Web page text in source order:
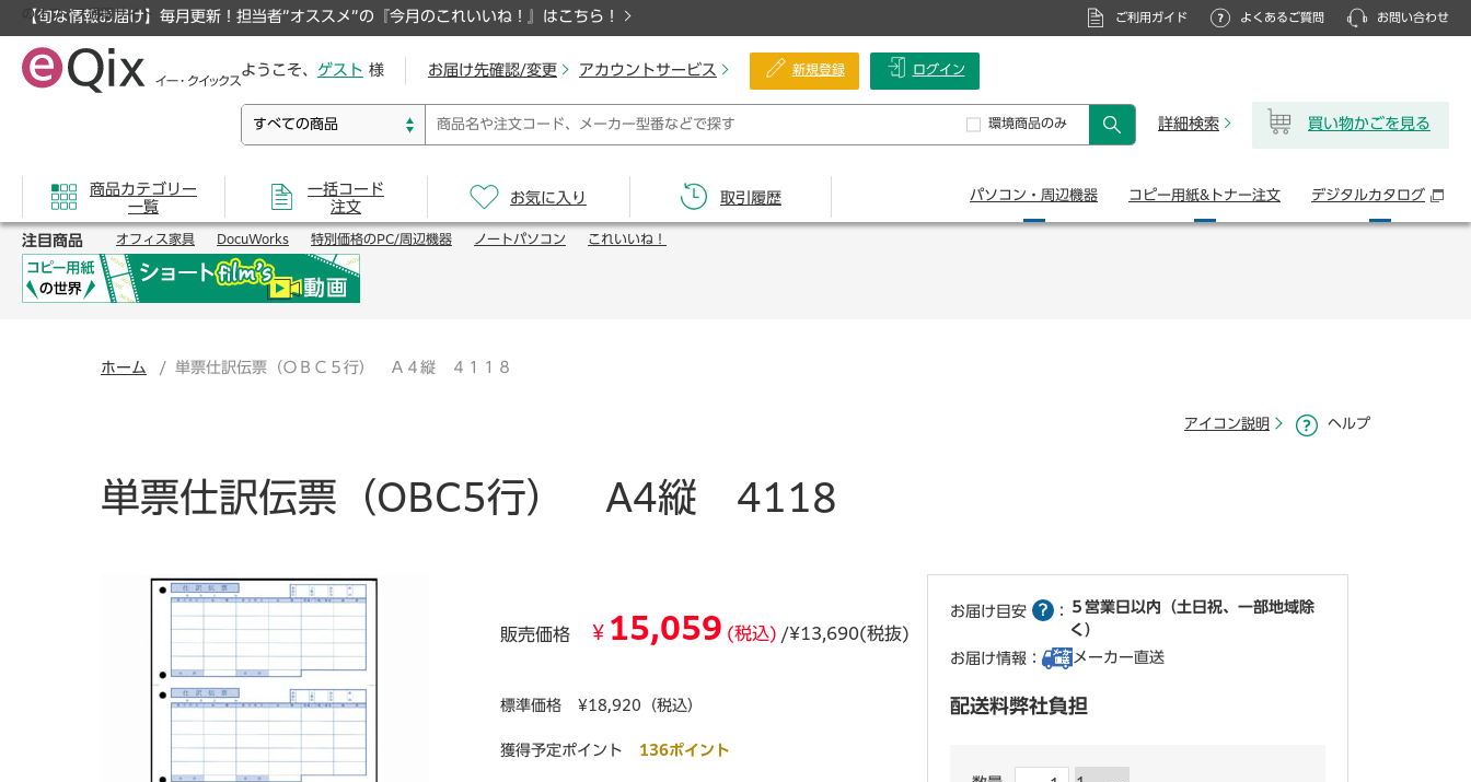
【旬な情報お届け】毎月更新！担当者”オススメ”の『今月のこれいいね！』はこちら！ ご利用ガイド よくあるご質問 お問い合わせ
のオフィス通販サイト
ようこそ、 ゲスト 様 お届け先確認/変更 アカウントサービス 新規登録 ログイン
環境商品のみ
検索
詳細検索 買い物かごを見る
商品カテゴリー
一覧
一括コード
注文
お気に入り 取引履歴 パソコン・ 周辺機器 コピー用紙& トナー注文 デジタルカタログ
注目商品 オフィス家具 DocuWorks 特別価格のPC/周辺機器 ノートパソコン これいいね！
ホーム 単票仕訳伝票（ＯＢＣ５行） Ａ４縦 ４１１８
アイコン説明 ヘルプ
単票仕訳伝票（OBC5行） A4縦 4118
販売価格 ¥ 15,059 (税込) /¥13,690(税抜)
標準価格 ¥18,920（税込）
獲得予定ポイント 136ポイント
お届け目安 ：
５営業日以内（土日祝、一部地域除
く）
お届け情報：
メーカー直送
配送料弊社負担